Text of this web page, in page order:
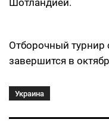
Шотландией.
Отборочный турнир
завершится в
Украина